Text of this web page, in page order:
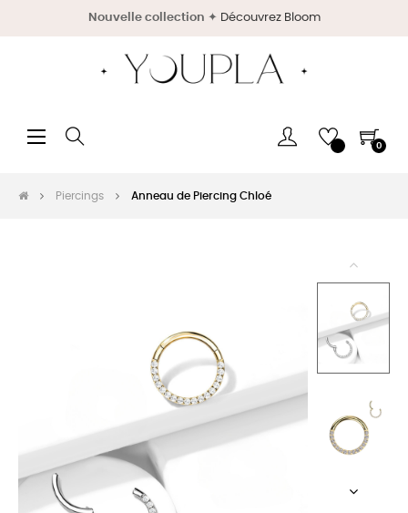
Nouvelle collection ✦ Découvrez Bloom
Basculer
☰ 0
Piercings Anneau de Piercing Chloé